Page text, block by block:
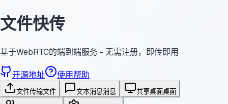
文件快传
基于WebRTC的端到端服务 - 无需注册，即传即用
开源地址 使用帮助
文件传输文件 文本消息消息 共享桌面桌面